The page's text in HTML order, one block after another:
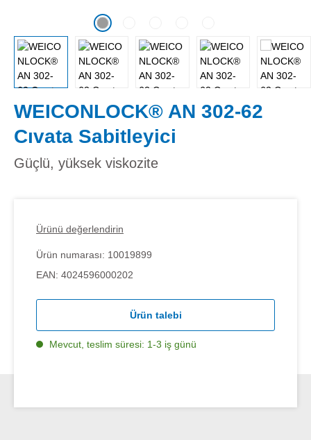
WEICONLOCK® AN 302-62
Cıvata Sabitleyici
Güçlü, yüksek viskozite
Ürünü değerlendirin
Ürün numarası: 10019899
EAN: 4024596000202
Ürün talebi
Mevcut, teslim süresi: 1-3 iş günü